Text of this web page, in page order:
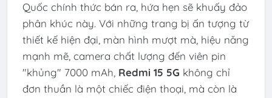
Quốc chính thức bán ra, hứa hẹn sẽ khuấy đảo
phân khúc này. Với những trang bị ấn tượng từ
thiết kế hiện đại, màn hình mượt mà, hiệu năng
mạnh mẽ, camera chất lượng đến viên pin
"khủng" 7000 mAh, Redmi 15 5G không chỉ
đơn thuần là một chiếc điện thoại, mà còn là